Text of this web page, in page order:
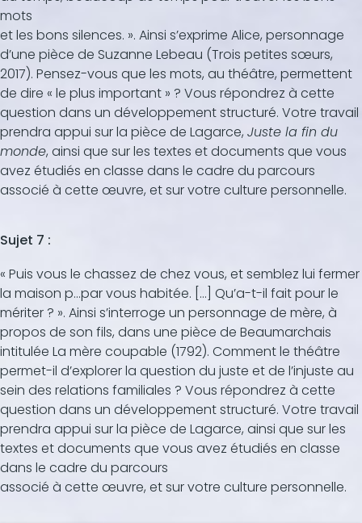
mots
et les bons silences. ». Ainsi s’exprime Alice, personnage
d’une pièce de Suzanne Lebeau (Trois petites sœurs,
2017). Pensez-vous que les mots, au théâtre, permettent
de dire « le plus important » ? Vous répondrez à cette
question dans un développement structuré. Votre travail
prendra appui sur la pièce de Lagarce, Juste la fin du
monde, ainsi que sur les textes et documents que vous
avez étudiés en classe dans le cadre du parcours
associé à cette œuvre, et sur votre culture personnelle.
Sujet 7 :
« Puis vous le chassez de chez vous, et semblez lui fermer
la maison p…par vous habitée. […] Qu’a-t-il fait pour le
mériter ? ». Ainsi s’interroge un personnage de mère, à
propos de son fils, dans une pièce de Beaumarchais
intitulée La mère coupable (1792). Comment le théâtre
permet-il d’explorer la question du juste et de l’injuste au
sein des relations familiales ? Vous répondrez à cette
question dans un développement structuré. Votre travail
prendra appui sur la pièce de Lagarce, ainsi que sur les
textes et documents que vous avez étudiés en classe
dans le cadre du parcours
associé à cette œuvre, et sur votre culture personnelle.